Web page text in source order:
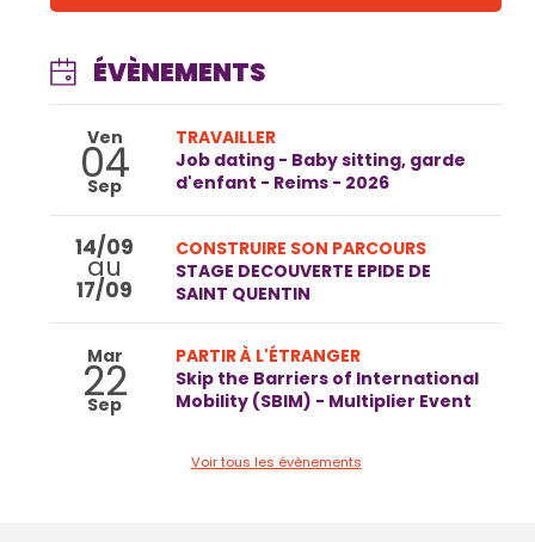
ÉVÈNEMENTS
Ven
04
Sep
TRAVAILLER
Job dating - Baby sitting, garde
d'enfant - Reims - 2026
14/09
au
17/09
CONSTRUIRE SON PARCOURS
STAGE DECOUVERTE EPIDE DE
SAINT QUENTIN
Mar
22
Sep
PARTIR À L'ÉTRANGER
Skip the Barriers of International
Mobility (SBIM) - Multiplier Event
Voir tous les évènements